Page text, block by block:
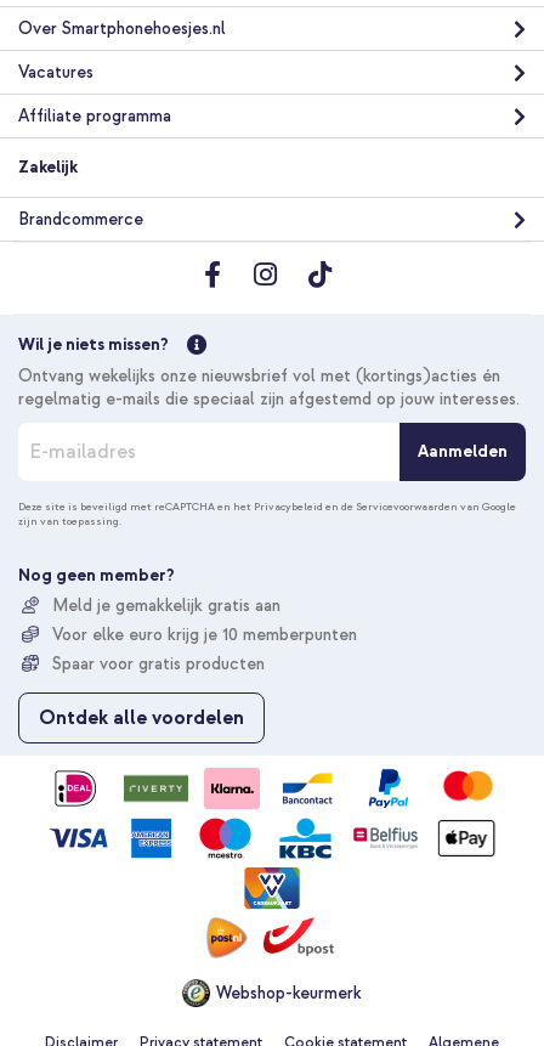
Over Smartphonehoesjes.nl
Vacatures
Affiliate programma
Zakelijk
Brandcommerce
Wil je niets missen?
Ontvang wekelijks onze nieuwsbrief vol met (kortings)acties én
regelmatig e-mails die speciaal zijn afgestemd op jouw interesses.
n
n
e
u
o
p
z
Aanmelden
Deze site is beveiligd met reCAPTCHA en het Privacybeleid en de Servicevoorwaarden van Google
zijn van toepassing.
Nog geen member?
Meld je gemakkelijk gratis aan
Voor elke euro krijg je 10 memberpunten
Spaar voor gratis producten
Ontdek alle voordelen
Webshop-keurmerk